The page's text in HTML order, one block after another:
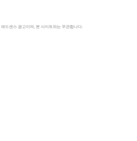
드센스 광고이며, 본 사이트와는 무관합니다.